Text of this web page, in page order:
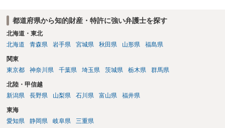
みが使用できるのか、ベンダーが他の顧客にも同様の機能を提供でき
るのか、といった点は契約によって調整されるのが一般的です。 ま
た、契約で特別の定めを設けることにより、追加機能の著作権を利用
使用権を認めるといった整理をすることも可能です。 したがって、費
用負担のみをもって著作権の帰属が決まるものではなく、著作物を創
作した主体と、当事者間の契約内容によって決まると考えられます。
都道府県から知的財産・特許に強い弁護士を探す
北海道・東北
北海道
青森県 岩手県 宮城県 秋田県 山形県 福島県
関東
東京都
神奈川県 千葉県 埼玉県 茨城県 栃木県 群馬県
北陸・甲信越
新潟県
長野県 山梨県 石川県 富山県 福井県
東海
愛知県
静岡県 岐阜県 三重県